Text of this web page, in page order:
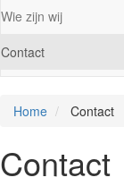
Wie zijn wij
Contact
Home Contact
Contact